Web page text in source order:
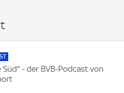
Süd" - der BVB-Podcast von